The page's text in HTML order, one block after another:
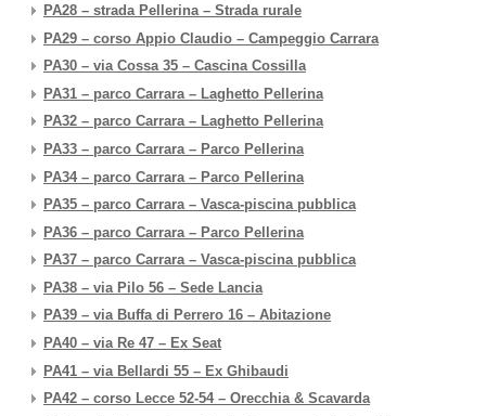
PA28 – strada Pellerina – Strada rurale
PA29 – corso Appio Claudio – Campeggio Carrara
PA30 – via Cossa 35 – Cascina Cossilla
PA31 – parco Carrara – Laghetto Pellerina
PA32 – parco Carrara – Laghetto Pellerina
PA33 – parco Carrara – Parco Pellerina
PA34 – parco Carrara – Parco Pellerina
PA35 – parco Carrara – Vasca-piscina pubblica
PA36 – parco Carrara – Parco Pellerina
PA37 – parco Carrara – Vasca-piscina pubblica
PA38 – via Pilo 56 – Sede Lancia
PA39 – via Buffa di Perrero 16 – Abitazione
PA40 – via Re 47 – Ex Seat
PA41 – via Bellardi 55 – Ex Ghibaudi
PA42 – corso Lecce 52-54 – Orecchia & Scavarda